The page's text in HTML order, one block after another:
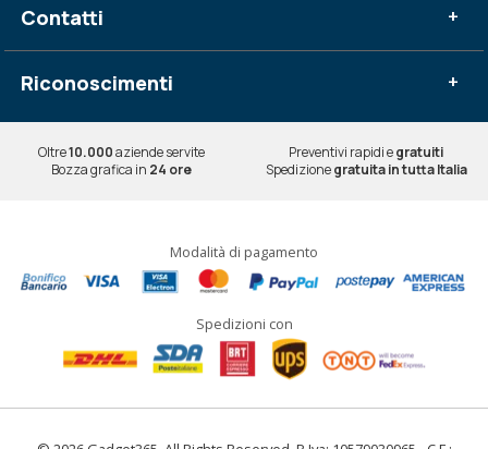
Contatti +
Riconoscimenti +
Oltre10.000aziende servite Preventivi rapidi egratuiti
Bozza grafica in 24 ore Spedizionegratuita in tutta Italia
Modalità di pagamento
Spedizioni con